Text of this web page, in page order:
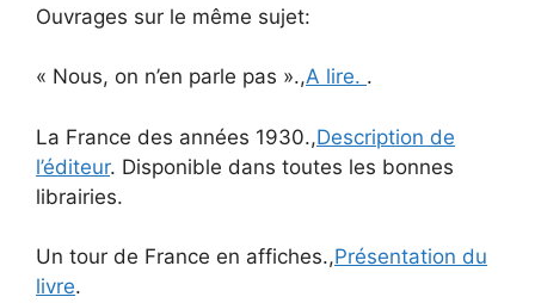
Ouvrages sur le même sujet:
« Nous, on n’en parle pas ».,A lire. .
La France des années 1930.,Description de
l’éditeur. Disponible dans toutes les bonnes
librairies.
Un tour de France en affiches.,Présentation du
livre.